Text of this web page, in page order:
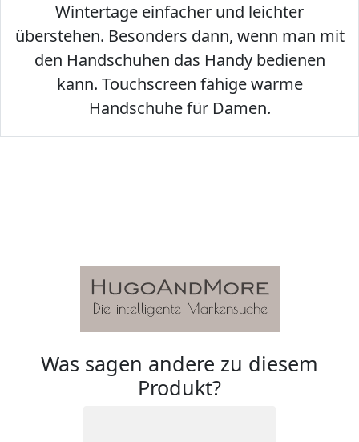
Wintertage einfacher und leichter
überstehen. Besonders dann, wenn man mit
den Handschuhen das Handy bedienen
kann. Touchscreen fähige warme
Handschuhe für Damen.
Was sagen andere zu diesem
Produkt?